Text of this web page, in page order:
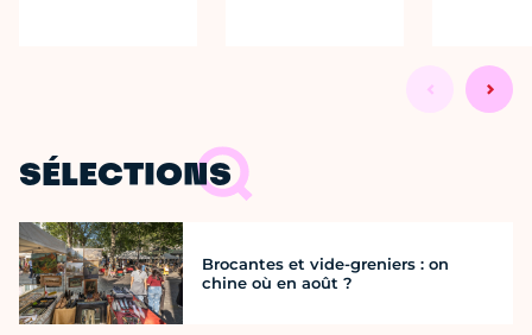
SÉLECTIONS
Brocantes et vide-greniers : on
chine où en août ?